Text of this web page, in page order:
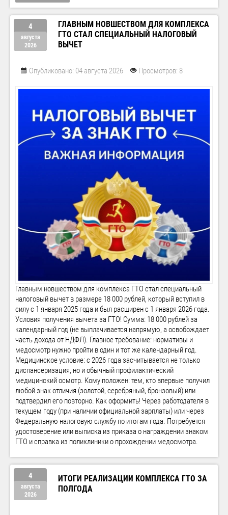
4
августа
2026
ГЛАВНЫМ НОВШЕСТВОМ ДЛЯ КОМПЛЕКСА
ГТО СТАЛ СПЕЦИАЛЬНЫЙ НАЛОГОВЫЙ
ВЫЧЕТ
Опубликовано: 04 августа 2026 Просмотров: 8
Главным новшеством для комплекса ГТО стал специальный
налоговый вычет в размере 18 000 рублей, который вступил в
силу с 1 января 2025 года и был расширен с 1 января 2026 года.
Условия получения вычета за ГТО! Сумма: 18 000 рублей за
календарный год (не выплачивается напрямую, а освобождает
часть дохода от НДФЛ). Главное требование: нормативы и
медосмотр нужно пройти в один и тот же календарный год.
Медицинское условие: с 2026 года засчитывается не только
диспансеризация, но и обычный профилактический
медицинский осмотр. Кому положен: тем, кто впервые получил
любой знак отличия (золотой, серебряный, бронзовый) или
подтвердил его повторно. Как оформить! Через работодателя в
текущем году (при наличии официальной зарплаты) или через
Федеральную налоговую службу по итогам года. Потребуется
удостоверение или выписка из приказа о награждении знаком
ГТО и справка из поликлиники о прохождении медосмотра.
4
августа
2026
ИТОГИ РЕАЛИЗАЦИИ КОМПЛЕКСА ГТО ЗА
ПОЛГОДА